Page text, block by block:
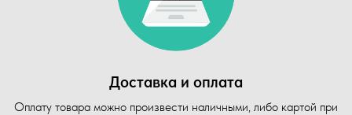
Доставка и оплата
Оплату товара можно произвести наличными, либо картой при